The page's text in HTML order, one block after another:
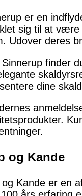
er en
sig til at være
Udover deres
Sinnerup finder
dine
og Kande
og Kande er en